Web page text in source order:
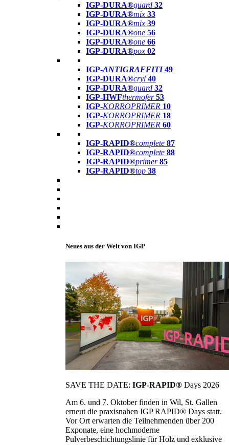
IGP-DURA®guard 32
IGP-DURA®mix 33
IGP-DURA®mix 39
IGP-DURA®one 56
IGP-DURA®one 66
IGP-DURA®pox 02
IGP-ANTIGRAFFITI49
IGP-DURA®cryl 40
IGP-DURA®guard 32
IGP-HWFthermofer 53
IGP-KORROPRIMER 10
IGP-KORROPRIMER 18
IGP-KORROPRIMER 60
IGP-RAPID®complete 87
IGP-RAPID®complete 88
IGP-RAPID®primer 85
IGP-RAPID®top 38
Neues aus der Welt von IGP
SAVE THE DATE: IGP-RAPID® Days 2026
Am 6. und 7. Oktober finden in Wil, St. Gallen
erneut die praxisnahen IGP RAPID® Days statt.
Vor Ort erwarten die Teilnehmenden über 200
Exponate, eine hochmoderne
Pulverbeschichtungslinie für Holz und exklusive